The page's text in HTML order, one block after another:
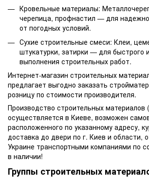
Кровельные материалы:
черепица, профнастил — для
от погодных условий.
Сухие строительные смеси: Клеи,
штукатурки, затирки — для быстрого
выполнения строительных работ.
Интернет-магазин строительных
предлагает выгодно заказать
розницу по стоимости производителя.
Производство строительных материалов
осуществляется в Киеве, возможен
расположенного по указанному адресу,
доставка до двери по г. Киев и области,
Украине транспортными компаниями по
в наличии!
Группы строительных